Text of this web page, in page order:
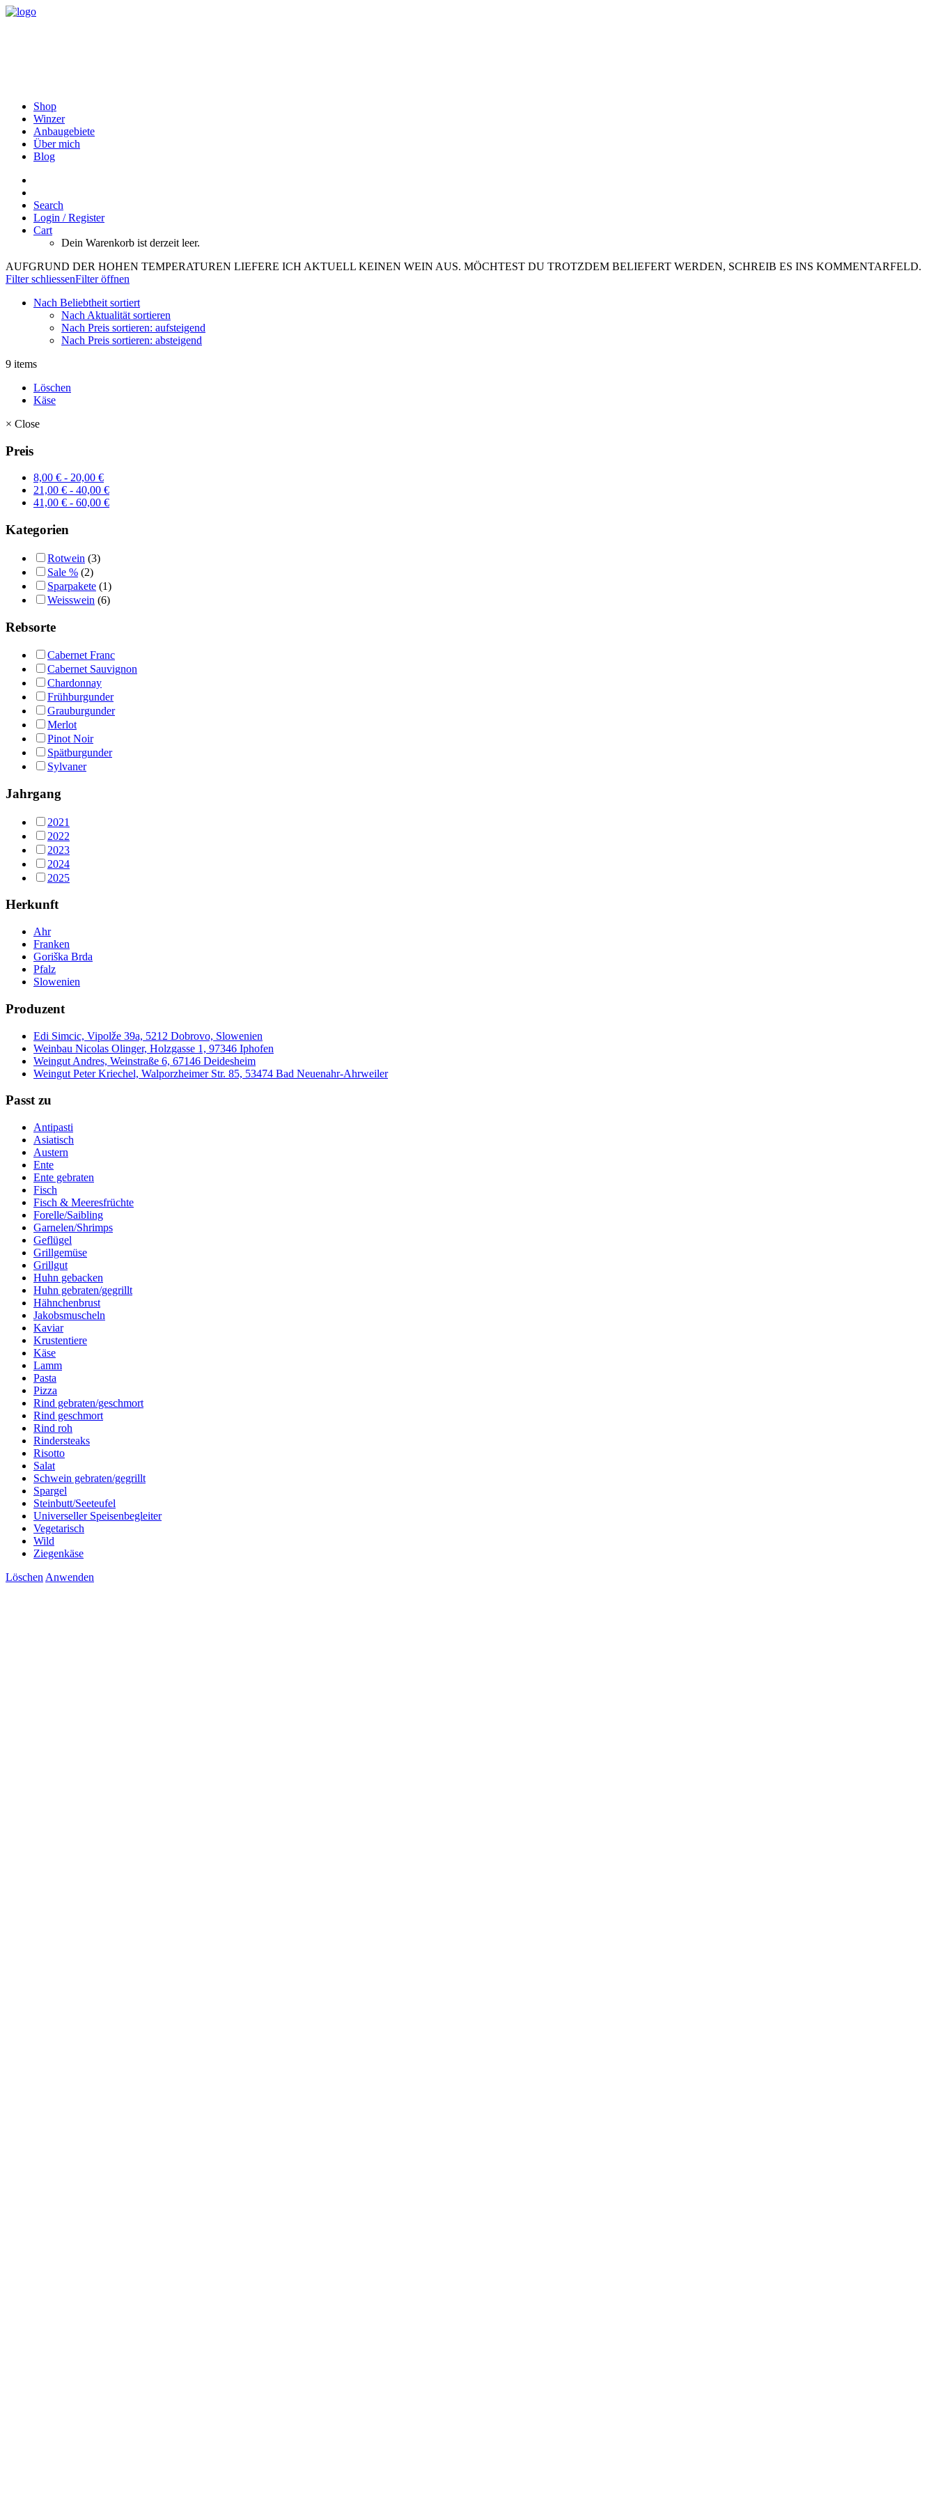
Shop
Winzer
Anbaugebiete
Über mich
Blog
Search
Login / Register
Cart
Dein Warenkorb ist derzeit leer.
AUFGRUND DER HOHEN TEMPERATUREN LIEFERE ICH AKTUELL KEINEN WEIN AUS. MÖCHTEST DU TROTZDEM BELIEFERT WERDEN, SCHREIB ES INS KOMMENTARFELD.
Filter schliessenFilter öffnen
Nach Beliebtheit sortiert
Nach Aktualität sortieren
Nach Preis sortieren: aufsteigend
Nach Preis sortieren: absteigend
9 items
Löschen
Käse
× Close
Preis
8,00 € - 20,00 €
21,00 € - 40,00 €
41,00 € - 60,00 €
Kategorien
Rotwein (3)
Sale % (2)
Sparpakete (1)
Weisswein (6)
Rebsorte
Cabernet Franc
Cabernet Sauvignon
Chardonnay
Frühburgunder
Grauburgunder
Merlot
Pinot Noir
Spätburgunder
Sylvaner
Jahrgang
2021
2022
2023
2024
2025
Herkunft
Ahr
Franken
Goriška Brda
Pfalz
Slowenien
Produzent
Edi Simcic, Vipolže 39a, 5212 Dobrovo, Slowenien
Weinbau Nicolas Olinger, Holzgasse 1, 97346 Iphofen
Weingut Andres, Weinstraße 6, 67146 Deidesheim
Weingut Peter Kriechel, Walporzheimer Str. 85, 53474 Bad Neuenahr-Ahrweiler
Passt zu
Antipasti
Asiatisch
Austern
Ente
Ente gebraten
Fisch
Fisch & Meeresfrüchte
Forelle/Saibling
Garnelen/Shrimps
Geflügel
Grillgemüse
Grillgut
Huhn gebacken
Huhn gebraten/gegrillt
Hähnchenbrust
Jakobsmuscheln
Kaviar
Krustentiere
Käse
Lamm
Pasta
Pizza
Rind gebraten/geschmort
Rind geschmort
Rind roh
Rindersteaks
Risotto
Salat
Schwein gebraten/gegrillt
Spargel
Steinbutt/Seeteufel
Universeller Speisenbegleiter
Vegetarisch
Wild
Ziegenkäse
Löschen Anwenden